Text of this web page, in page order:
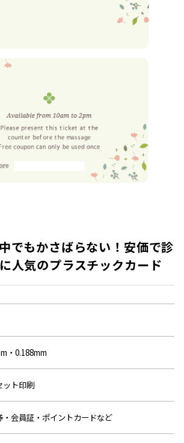
でもかさばらない！安価で診
人気のプラスチックカード
・0.188mm
ット印刷
・会員証・ポイントカードなど